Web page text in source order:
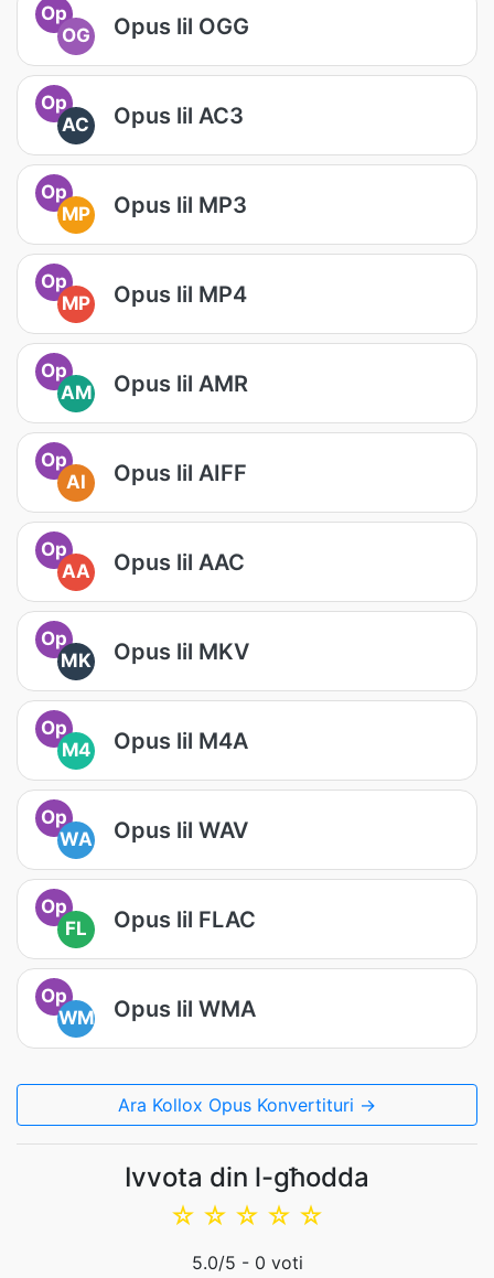
Op
OG
Opus lil OGG
Op
AC
Opus lil AC3
Op
MP
Opus lil MP3
Op
MP
Opus lil MP4
Op
AM
Opus lil AMR
Op
AI
Opus lil AIFF
Op
AA
Opus lil AAC
Op
MK
Opus lil MKV
Op
M4
Opus lil M4A
Op
WA
Opus lil WAV
Op
FL
Opus lil FLAC
Op
WM
Opus lil WMA
Ara Kollox Opus Konvertituri →
Ivvota din l-għodda
☆
☆
☆
☆
☆
5.0/5 - 0 voti